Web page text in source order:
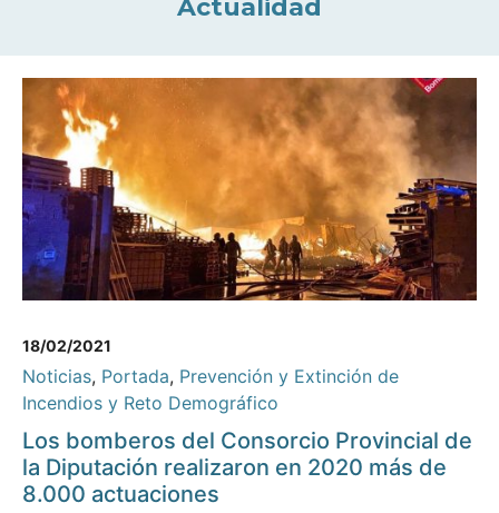
Actualidad
18/02/2021
Noticias, Portada, Prevención y Extinción de
Incendios y Reto Demográfico
Los bomberos del Consorcio Provincial de
la Diputación realizaron en 2020 más de
8.000 actuaciones